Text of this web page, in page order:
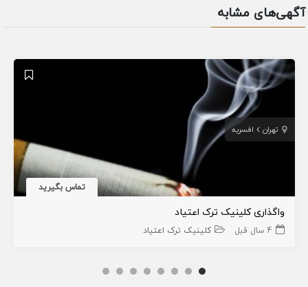
آگهی‌های مشابه
تهران افسریه
تماس بگیرید
واگذاری کلینیک ترک اعتیاد
4 سال قبل کلینیک ترک اعتیاد